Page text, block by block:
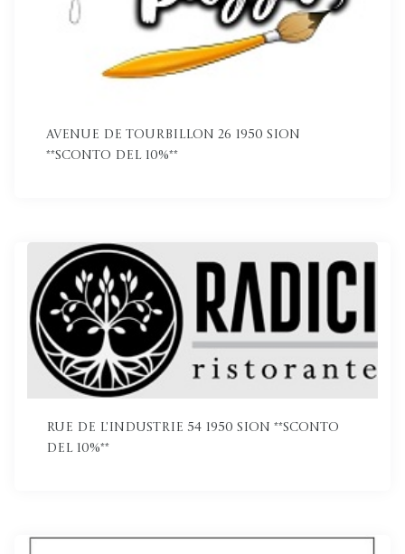
Avenue de Tourbillon 26 1950 Sion
**Sconto del 10%**
Rue de l'Industrie 54 1950 Sion **Sconto
del 10%**